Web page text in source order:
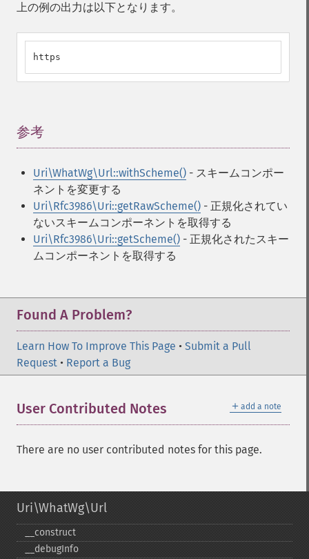
上の例の出力は以下となります。
https
参考
Uri\WhatWg\Url::withScheme() - スキームコンポー
ネントを変更する
Uri\Rfc3986\Uri::getRawScheme() - 正規化されてい
ないスキームコンポーネントを取得する
Uri\Rfc3986\Uri::getScheme() - 正規化されたスキー
ムコンポーネントを取得する
Found A Problem?
Learn How To Improve This Page • Submit a Pull
Request • Report a Bug
＋ add a note
User Contributed Notes
There are no user contributed notes for this page.
Uri\WhatWg\Url
_​_​construct
_​_​debugInfo